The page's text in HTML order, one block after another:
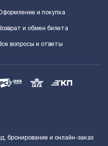
и покупка
и обмен билета
вопросы и ответы
бронирование и онлайн-заказ